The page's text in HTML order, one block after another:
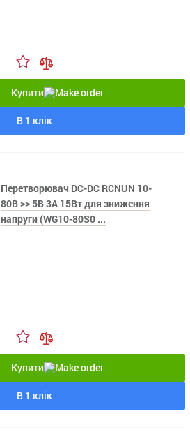
Купити
В 1 клік
Перетворювач DC-DC RCNUN 10-
80В >> 5В 3А 15Вт для зниження
напруги (WG10-80S0 ...
Купити
В 1 клік